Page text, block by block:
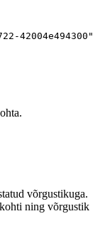
42004e494300 "
võrgustikuga.
ning võrgustik